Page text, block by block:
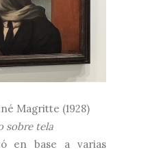
Magritte (1928)
sobre tela
en base a varias